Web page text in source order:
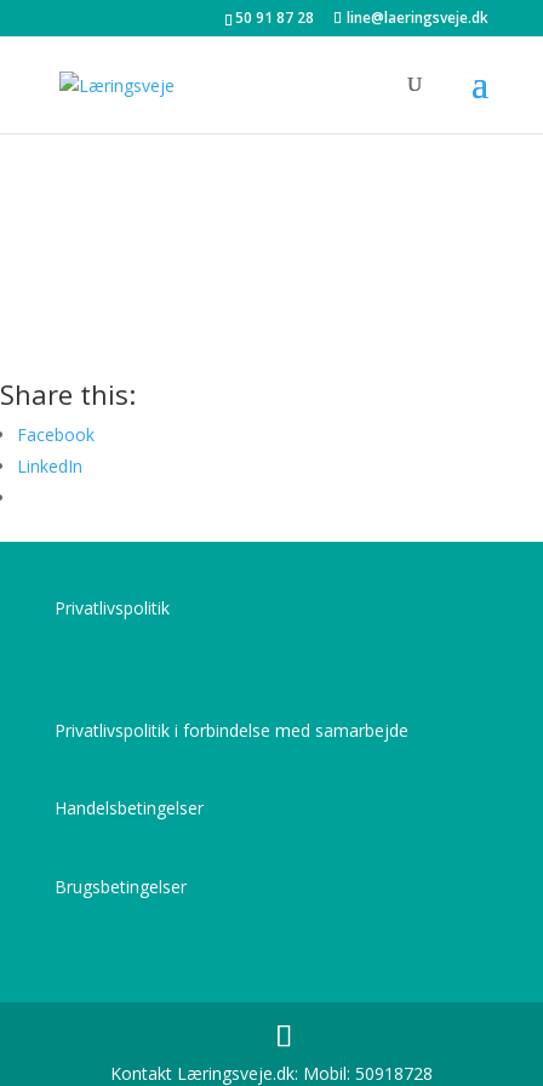
50 91 87 28 line@laeringsveje.dk
Share this:
Facebook
LinkedIn
Privatlivspolitik
Privatlivspolitik i forbindelse med samarbejde
Handelsbetingelser
Brugsbetingelser
Kontakt Læringsveje.dk: Mobil: 50918728